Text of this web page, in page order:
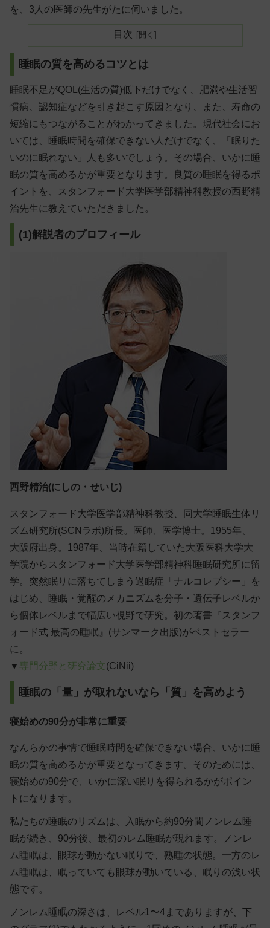
を、3人の医師の先生がたに伺いました。
目次
睡眠の質を高めるコツとは
睡眠不足がQOL(生活の質)低下だけでなく、肥満や生活習
慣病、認知症などを引き起こす原因となり、また、寿命の
短縮にもつながることがわかってきました。現代社会にお
いては、睡眠時間を確保できない人だけでなく、「眠りた
いのに眠れない」人も多いでしょう。その場合、いかに睡
眠の質を高めるかが重要となります。良質の睡眠を得るポ
イントを、スタンフォード大学医学部精神科教授の西野精
治先生に教えていただきました。
(1)解説者のプロフィール
西野精治(にしの・せいじ)
スタンフォード大学医学部精神科教授、同大学睡眠生体リ
ズム研究所(SCNラボ)所長。医師、医学博士。1955年、
大阪府出身。1987年、当時在籍していた大阪医科大学大
学院からスタンフォード大学医学部精神科睡眠研究所に留
学。突然眠りに落ちてしまう過眠症「ナルコレプシー」を
はじめ、睡眠・覚醒のメカニズムを分子・遺伝子レベルか
ら個体レベルまで幅広い視野で研究。初の著書『スタンフ
ォード式 最高の睡眠』(サンマーク出版)がベストセラー
に。
▼ 専門分野と研究論文(CiNii)
睡眠の「量」が取れないなら「質」を高めよう
寝始めの90分が非常に重要
なんらかの事情で睡眠時間を確保できない場合、いかに睡
眠の質を高めるかが重要となってきます。そのためには、
寝始めの90分で、いかに深い眠りを得られるかがポイン
トになります。
私たちの睡眠のリズムは、入眠から約90分間ノンレム睡
眠が続き、90分後、最初のレム睡眠が現れます。
ノンレ
ム睡眠は、眼球が動かない眠りで、熟睡の状態。一方のレ
ム睡眠は、眠っていても眼球が動いている、眠りの浅い状
態です。
ノンレム睡眠の深さは、レベル1〜4までありますが、下